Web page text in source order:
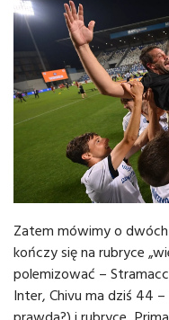
Zatem mówimy o
kończy się na rubryce
polemizować –
Inter, Chivu ma dziś 44